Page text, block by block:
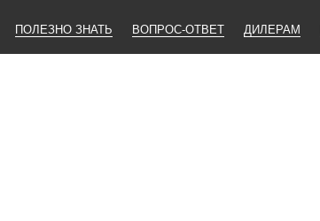
ПОЛЕЗНО ЗНАТЬ ВОПРОС-ОТВЕТ ДИЛЕРАМ